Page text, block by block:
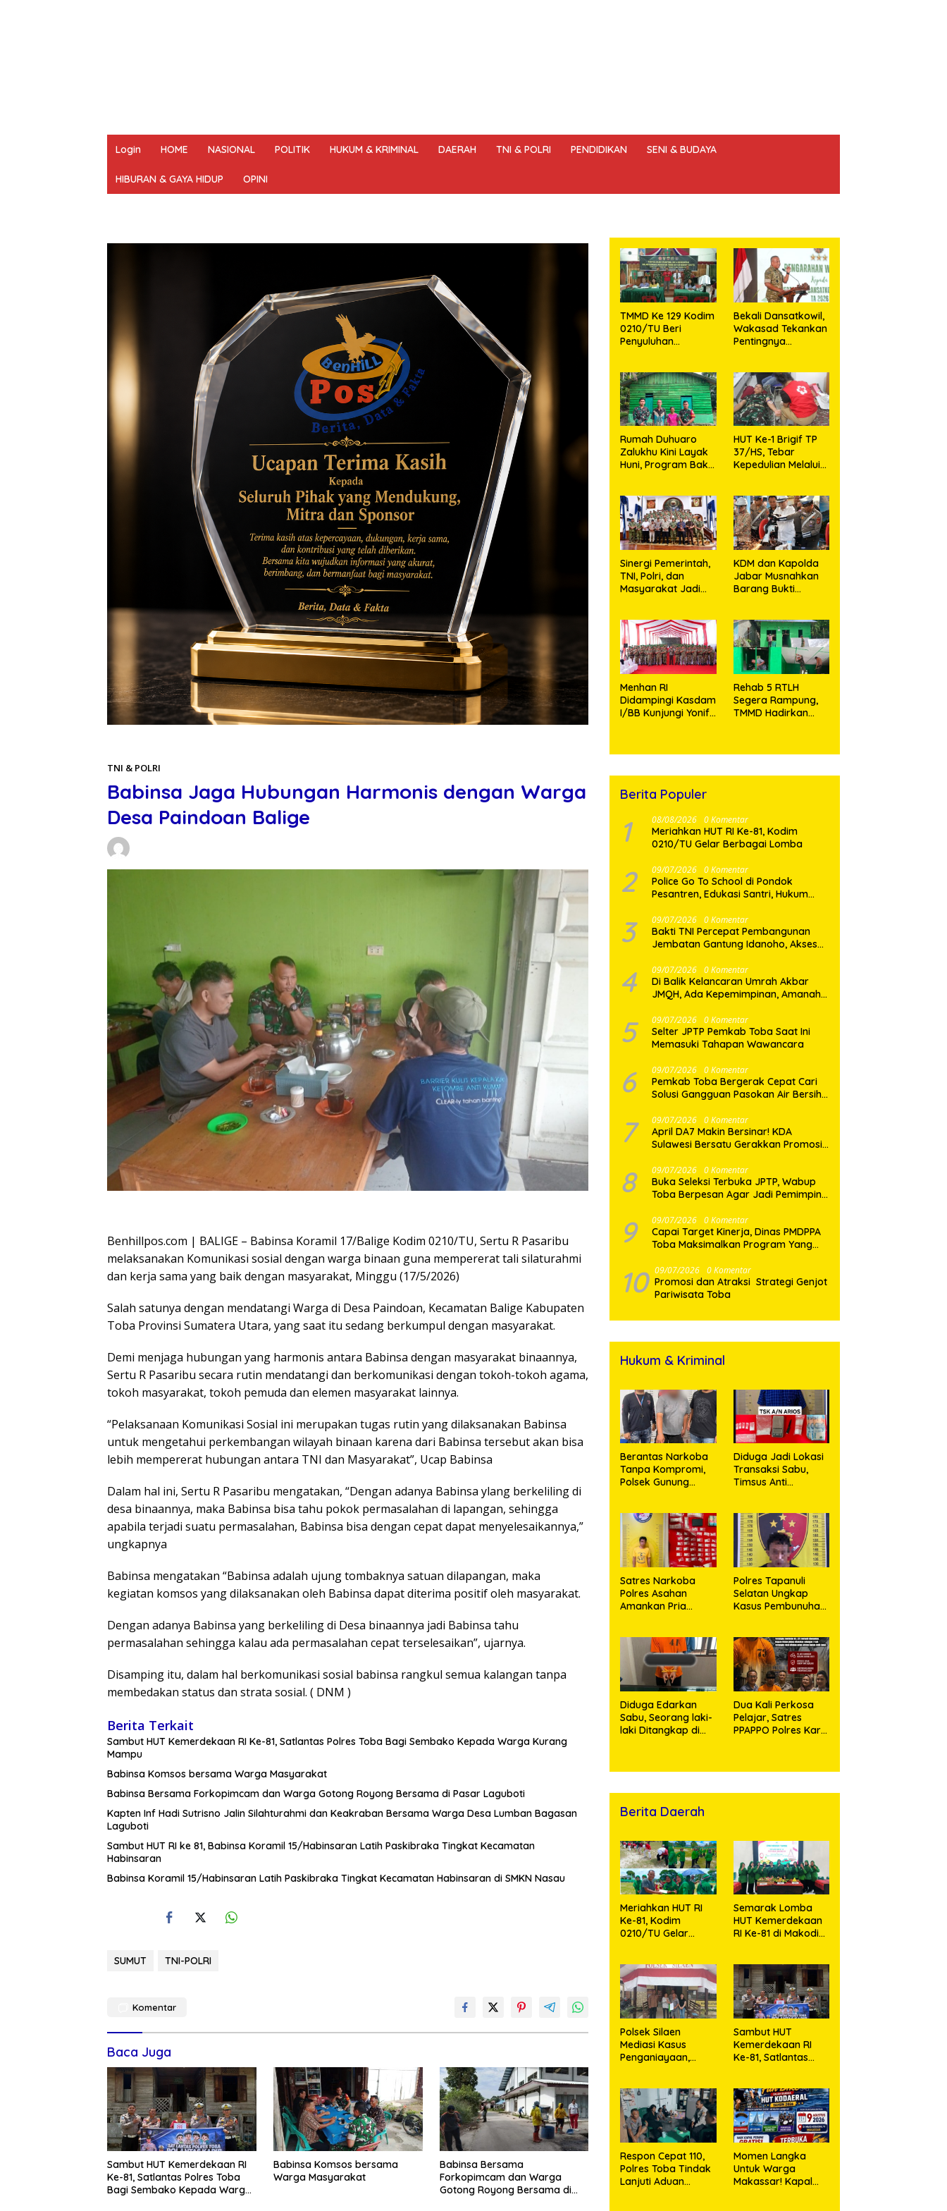
Login HOME NASIONAL POLITIK HUKUM & KRIMINAL DAERAH TNI & POLRI PENDIDIKAN SENI & BUDAYA
HIBURAN & GAYA HIDUP OPINI
TNI & POLRI
Babinsa Jaga Hubungan Harmonis dengan Warga
Desa Paindoan Balige
Benhillpos.com | BALIGE – Babinsa Koramil 17/Balige Kodim 0210/TU, Sertu R Pasaribu
melaksanakan Komunikasi sosial dengan warga binaan guna mempererat tali silaturahmi
dan kerja sama yang baik dengan masyarakat, Minggu (17/5/2026)
Salah satunya dengan mendatangi Warga di Desa Paindoan, Kecamatan Balige Kabupaten
Toba Provinsi Sumatera Utara, yang saat itu sedang berkumpul dengan masyarakat.
Demi menjaga hubungan yang harmonis antara Babinsa dengan masyarakat binaannya,
Sertu R Pasaribu secara rutin mendatangi dan berkomunikasi dengan tokoh-tokoh agama,
tokoh masyarakat, tokoh pemuda dan elemen masyarakat lainnya.
“Pelaksanaan Komunikasi Sosial ini merupakan tugas rutin yang dilaksanakan Babinsa
untuk mengetahui perkembangan wilayah binaan karena dari Babinsa tersebut akan bisa
lebih mempererat hubungan antara TNI dan Masyarakat”, Ucap Babinsa
Dalam hal ini, Sertu R Pasaribu mengatakan, “Dengan adanya Babinsa ylang berkeliling di
desa binaannya, maka Babinsa bisa tahu pokok permasalahan di lapangan, sehingga
apabila terjadi suatu permasalahan, Babinsa bisa dengan cepat dapat menyelesaikannya,”
ungkapnya
Babinsa mengatakan “Babinsa adalah ujung tombaknya satuan dilapangan, maka
kegiatan komsos yang dilaksanakan oleh Babinsa dapat diterima positif oleh masyarakat.
Dengan adanya Babinsa yang berkeliling di Desa binaannya jadi Babinsa tahu
permasalahan sehingga kalau ada permasalahan cepat terselesaikan”, ujarnya.
Disamping itu, dalam hal berkomunikasi sosial babinsa rangkul semua kalangan tanpa
membedakan status dan strata sosial. ( DNM )
Berita Terkait
Sambut HUT Kemerdekaan RI Ke-81, Satlantas Polres Toba Bagi Sembako Kepada Warga Kurang
Mampu
Babinsa Komsos bersama Warga Masyarakat
Babinsa Bersama Forkopimcam dan Warga Gotong Royong Bersama di Pasar Laguboti
Kapten Inf Hadi Sutrisno Jalin Silahturahmi dan Keakraban Bersama Warga Desa Lumban Bagasan
Laguboti
Sambut HUT RI ke 81, Babinsa Koramil 15/Habinsaran Latih Paskibraka Tingkat Kecamatan
Habinsaran
Babinsa Koramil 15/Habinsaran Latih Paskibraka Tingkat Kecamatan Habinsaran di SMKN Nasau
SUMUT TNI-POLRI
Komentar
Baca Juga
Sambut HUT Kemerdekaan RI
Ke-81, Satlantas Polres Toba
Bagi Sembako Kepada Warga
Babinsa Komsos bersama
Warga Masyarakat
Babinsa Bersama
Forkopimcam dan Warga
Gotong Royong Bersama di
TMMD Ke 129 Kodim
0210/TU Beri
Penyuluhan
Stunting di Desa
Sijarango
Bekali Dansatkowil,
Wakasad Tekankan
Pentingnya
Rumah Duhuaro
Zalukhu Kini Layak
Huni, Program Bakti
Nias Utara
HUT Ke-1 Brigif TP
37/HS, Tebar
Kepedulian Melalui
Harapan Hidup Bagi
Yang
Membutuhkan
Sinergi Pemerintah,
TNI, Polri, dan
Masyarakat Jadi
Kondusif
KDM dan Kapolda
Jabar Musnahkan
Barang Bukti
Brong dan
Tramadol
Menhan RI
Didampingi Kasdam
I/BB Kunjungi Yonif
Rehab 5 RTLH
Segera Rampung,
TMMD Hadirkan
Berita Populer
1 08/08/2026 0 Komentar
Meriahkan HUT RI Ke-81, Kodim
0210/TU Gelar Berbagai Lomba
2 09/07/2026 0 Komentar
Police Go To School di Pondok
Pesantren, Edukasi Santri, Hukum
Muda
3 09/07/2026 0 Komentar
Bakti TNI Percepat Pembangunan
Jembatan Gantung Idanoho, Akses
Pulih
4 09/07/2026 0 Komentar
Di Balik Kelancaran Umrah Akbar
JMQH, Ada Kepemimpinan, Amanah,
5 09/07/2026 0 Komentar
Selter JPTP Pemkab Toba Saat Ini
Memasuki Tahapan Wawancara
6 09/07/2026 0 Komentar
Pemkab Toba Bergerak Cepat Cari
Solusi Gangguan Pasokan Air Bersih
7 09/07/2026 0 Komentar
April DA7 Makin Bersinar! KDA
Sulawesi Bersatu Gerakkan Promosi
8 09/07/2026 0 Komentar
Buka Seleksi Terbuka JPTP, Wabup
Toba Berpesan Agar Jadi Pemimpin
9 09/07/2026 0 Komentar
Capai Target Kinerja, Dinas PMDPPA
Toba Maksimalkan Program Yang
10 09/07/2026 0 Komentar
Promosi dan Atraksi Strategi Genjot
Pariwisata Toba
Hukum & Kriminal
Berantas Narkoba
Tanpa Kompromi,
Polsek Gunung
Nagori Karangsari
Diduga Jadi Lokasi
Transaksi Sabu,
Timsus Anti
Seorang Pria
dengan Barang
Bukti 63,67 Gram
Sabu
Satres Narkoba
Polres Asahan
Amankan Pria
Bukti
Polres Tapanuli
Selatan Ungkap
Kasus Pembunuhan
Anak, Pelaku
Ditangkap
Diduga Edarkan
Sabu, Seorang laki-
laki Ditangkap di
Klip
Dua Kali Perkosa
Pelajar, Satres
PPAPPO Polres Karo
Berita Daerah
Meriahkan HUT RI
Ke-81, Kodim
0210/TU Gelar
Semarak Lomba
HUT Kemerdekaan
RI Ke-81 di Makodim
Polsek Silaen
Mediasi Kasus
Penganiayaan,
Sambut HUT
Kemerdekaan RI
Ke-81, Satlantas
Warga Kurang
Mampu
Respon Cepat 110,
Polres Toba Tindak
Lanjuti Aduan
Momen Langka
Untuk Warga
Makassar! Kapal